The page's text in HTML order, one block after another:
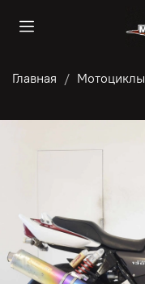
Главная Мотоциклы